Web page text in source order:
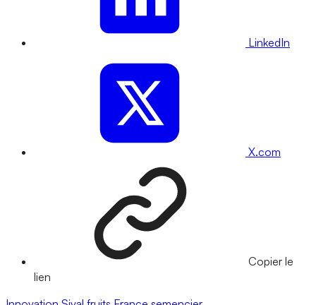
LinkedIn
X.com
Copier le
lien